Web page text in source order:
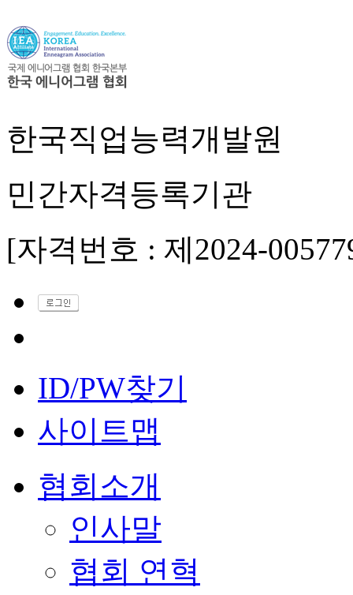
한국직업능력개발원
민간자격등록기관
[자격번호 : 제2024-
ID/PW찾기
사이트맵
협회소개
인사말
협회 연혁